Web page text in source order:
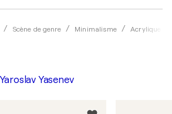
Scène de genre Minimalisme Acrylique
Yaroslav Yasenev